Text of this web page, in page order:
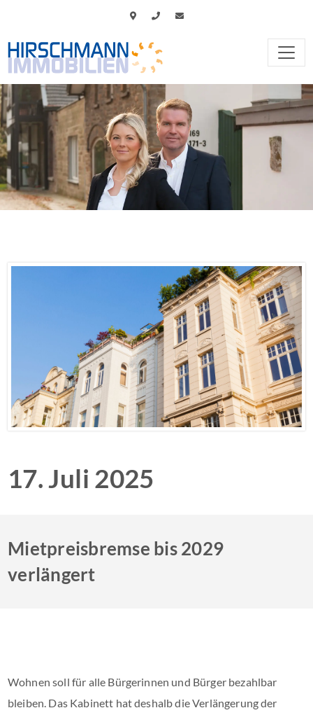
17. Juli 2025
Mietpreisbremse bis 2029
verlängert
Wohnen soll für alle Bürgerinnen und Bürger bezahlbar
bleiben. Das Kabinett hat deshalb die Verlängerung der